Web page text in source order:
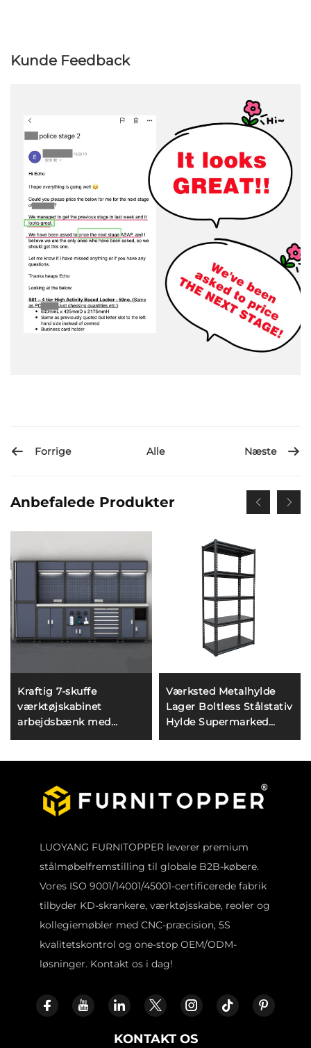
Kunde Feedback
Forrige Alle Næste
Anbefalede Produkter
Kraftig 7-skuffe
værktøjskabinet
arbejdsbænk med
skuffer, garageskab til
trailer værktøjskabinet
Værksted Metalhylde
Lager Boltless Stålstativ
Hylde Supermarked
Udstillingshylde Balkon
LUOYANG FURNITOPPER leverer premium
stålmøbelfremstilling til globale B2B-købere.
Vores ISO 9001/14001/45001-certificerede fabrik
tilbyder KD-skrankere, værktøjsskabe, reoler og
kollegiemøbler med CNC-præcision, 5S
kvalitetskontrol og one-stop OEM/ODM-
løsninger. Kontakt os i dag!
KONTAKT OS